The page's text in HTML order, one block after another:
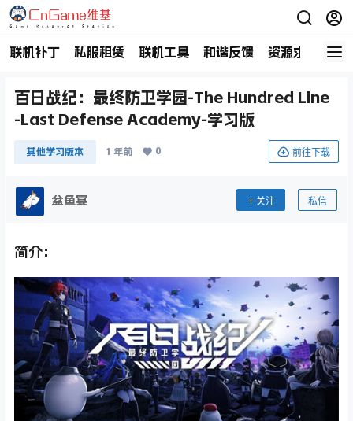
联机补丁 私服租赁 联机工具 和谐反馈 资源求助 商
百日战纪：最终防卫学园-The Hundred Line
-Last Defense Academy-学习版
其他学习版本 1 年前 0 前往下载
盆鱼宴 关注 私信
简介：